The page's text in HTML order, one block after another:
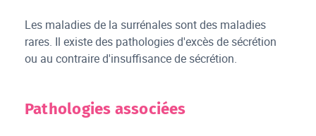
Les maladies de la surrénales sont des maladies
rares. Il existe des pathologies d'excès de sécrétion
ou au contraire d'insuffisance de sécrétion.
Pathologies associées